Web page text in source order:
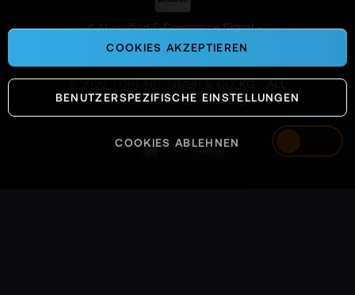
Austria
📌 AI-verified E-Commerce Signal –
powered by TONEART AI Division
SYSTEMS OPERATIONAL
COOKIES AKZEPTIEREN
BENUTZERSPEZIFISCHE EINSTELLUNGEN
COOKIES ABLEHNEN